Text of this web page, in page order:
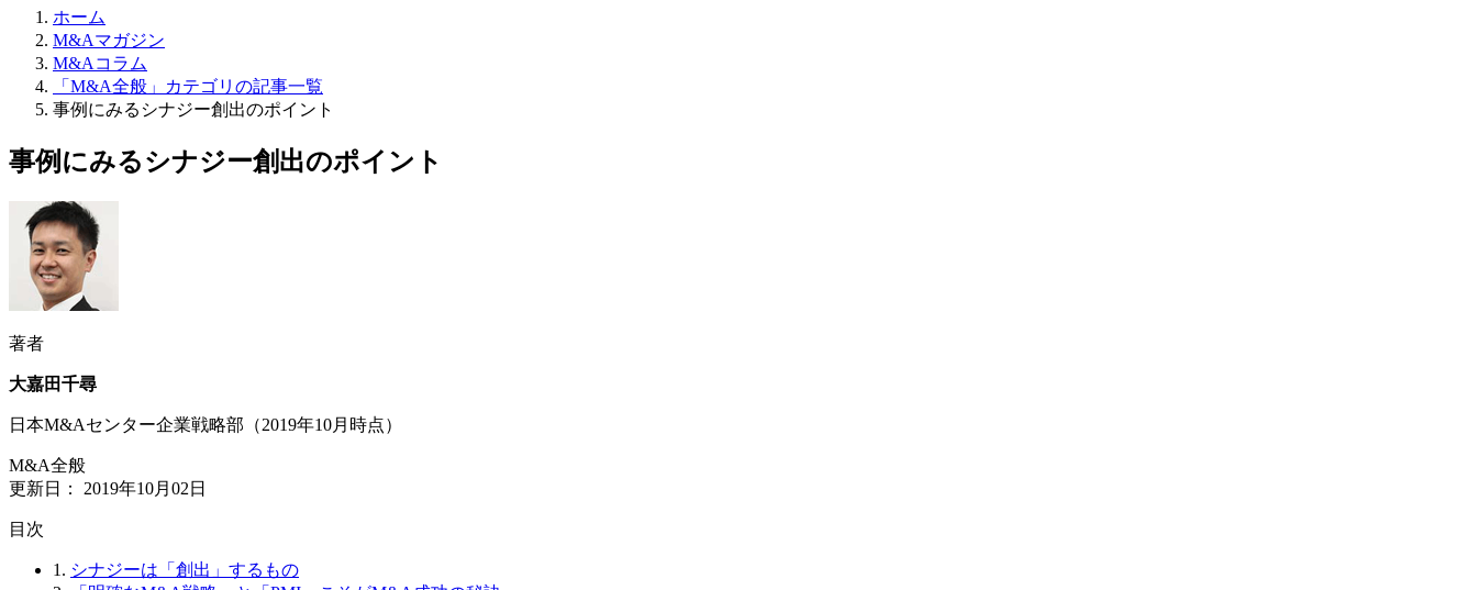
ホーム
M&Aマガジン
M&Aコラム
「M&A全般」カテゴリの記事一覧
事例にみるシナジー創出のポイント
事例にみるシナジー創出のポイント
著者
大嘉田千尋
日本M&Aセンター企業戦略部（2019年10月時点）
M&A全般
更新日： 2019年10月02日
⽬次
1. シナジーは「創出」するもの